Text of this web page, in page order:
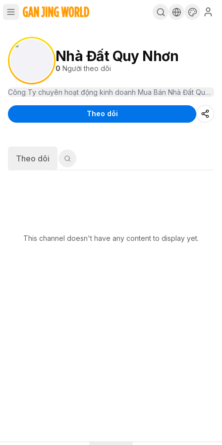
Nhà Đất Quy Nhơn
0 Người theo dõi
Theo dõi
Theo dõi
This channel doesn't have any content to display yet.